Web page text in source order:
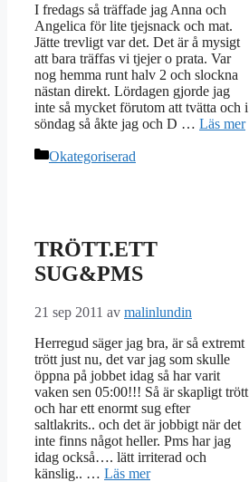
I fredags så träffade jag Anna och
Angelica för lite tjejsnack och mat.
Jätte trevligt var det. Det är å mysigt
att bara träffas vi tjejer o prata. Var
nog hemma runt halv 2 och slockna
nästan direkt. Lördagen gjorde jag
inte så mycket förutom att tvätta och i
söndag så åkte jag och D … Läs mer
Kategorier
Okategoriserad
TRÖTT.ETT
SUG&PMS
21 sep 2011 av malinlundin
Herregud säger jag bra, är så extremt
trött just nu, det var jag som skulle
öppna på jobbet idag så har varit
vaken sen 05:00!!! Så är skapligt trött
och har ett enormt sug efter
saltlakrits.. och det är jobbigt när det
inte finns något heller. Pms har jag
idag också…. lätt irriterad och
känslig.. … Läs mer